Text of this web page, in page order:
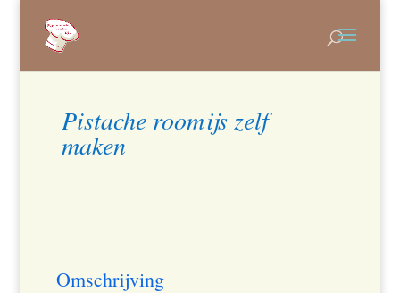
Pistache roomijs zelf
maken
Omschrijving